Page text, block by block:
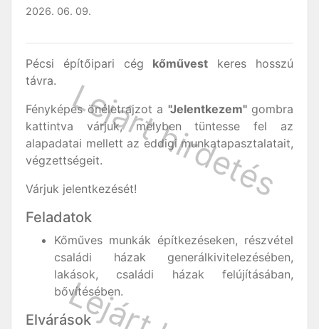
2026. 06. 09.
Pécsi építőipari cég kőművest keres hosszú
távra.
Fényképes önéletrajzot a "Jelentkezem"gombra
kattintva várjuk, melyben tüntesse fel az
alapadatai mellett az eddigi munkatapasztalatait,
végzettségeit.
Várjuk jelentkezését!
Feladatok
Kőműves munkák építkezéseken, részvétel
családi házak generálkivitelezésében,
lakások, családi házak felújításában,
bővítésében.
Elvárások